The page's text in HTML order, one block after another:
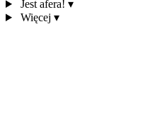
Jest afera! ▾
Więcej ▾